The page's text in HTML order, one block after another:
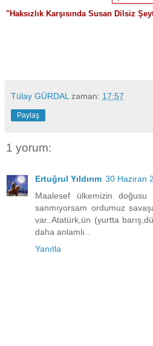
"Haksızlık Karşısında Susan Dilsiz
Tülay GÜRDAL zaman: 17:57
Paylaş
1 yorum:
Ertuğrul Yıldırım 30 Haziran
Maalesef ülkemizin doğusu
sanmıyorsam ordumuz
var..Atatürk,ün (yurtta
daha anlamlı..
Yanıtla